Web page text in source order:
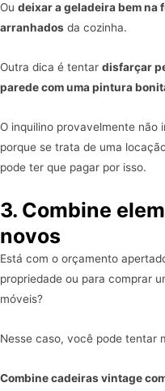
Ou deixar a geladeira bem na
arranhados da cozinha.
Outra dica é tentar disfarçar
parede com uma pintura
O inquilino provavelmente não
porque se trata de uma
pode ter que pagar por isso.
3. Combine
novos
Está com o orçamento
propriedade ou para comprar
móveis?
Nesse caso, você pode tentar
Combine cadeiras vintage